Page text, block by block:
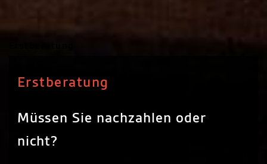
Erstberatung
Müssen Sie nachzahlen oder
nicht?